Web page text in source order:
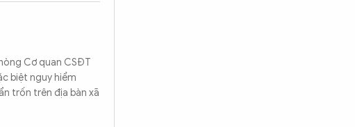
Cơ quan CSĐT
biệt nguy hiểm
trốn trên địa bàn xã